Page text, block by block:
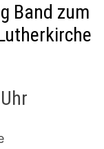
Band zum